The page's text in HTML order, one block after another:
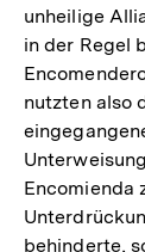
unheilige
in der Regel
nutzten also
Encomienda
behinderte,